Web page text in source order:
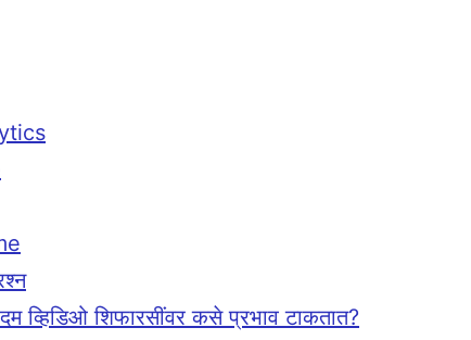
व्हिडिओ शिफारसींवर कसे प्रभाव टाकतात?